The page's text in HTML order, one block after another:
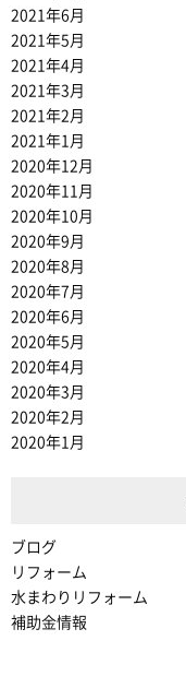
2021年6月
2021年5月
2021年4月
2021年3月
2021年2月
2021年1月
2020年12月
2020年11月
2020年10月
2020年9月
2020年8月
2020年7月
2020年6月
2020年5月
2020年4月
2020年3月
2020年2月
2020年1月
ブログ
リフォーム
水まわりリフォーム
補助金情報